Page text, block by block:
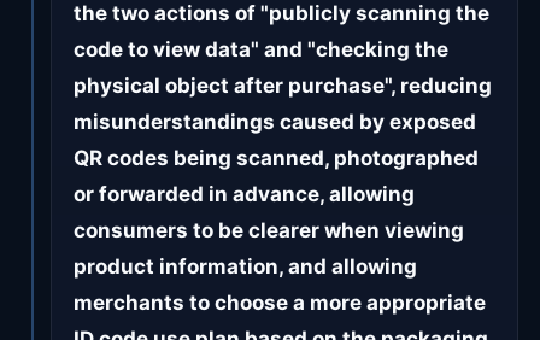
the two actions of "publicly scanning the
code to view data" and "checking the
physical object after purchase", reducing
misunderstandings caused by exposed
QR codes being scanned, photographed
or forwarded in advance, allowing
consumers to be clearer when viewing
product information, and allowing
merchants to choose a more appropriate